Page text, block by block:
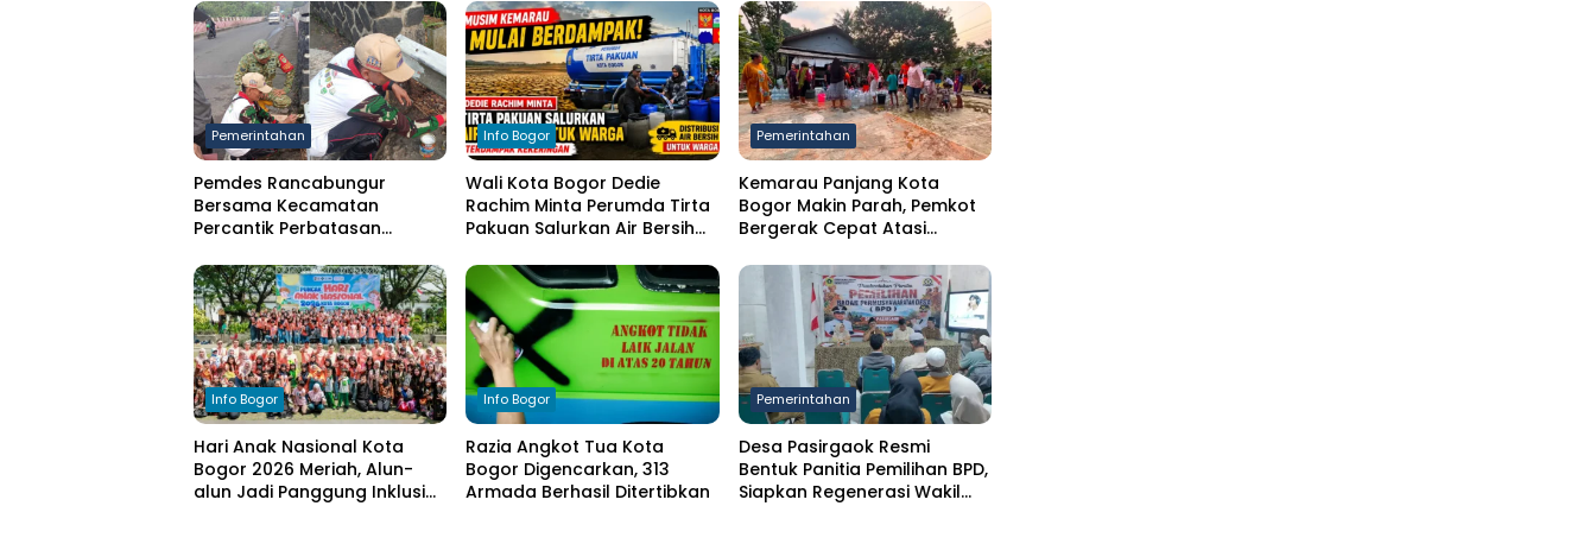
Pemerintahan
Pemdes Rancabungur
Bersama Kecamatan
Percantik Perbatasan
Putih Sambut HUT RI ke-81
Info Bogor
Wali Kota Bogor Dedie
Rachim Minta Perumda Tirta
Pakuan Salurkan Air Bersih
Kekeringan
Pemerintahan
Kemarau Panjang Kota
Bogor Makin Parah, Pemkot
Bergerak Cepat Atasi
Info Bogor
Hari Anak Nasional Kota
Bogor 2026 Meriah, Alun-
alun Jadi Panggung Inklusi
Info Bogor
Razia Angkot Tua Kota
Bogor Digencarkan, 313
Armada Berhasil Ditertibkan
Pemerintahan
Desa Pasirgaok Resmi
Bentuk Panitia Pemilihan BPD,
Siapkan Regenerasi Wakil